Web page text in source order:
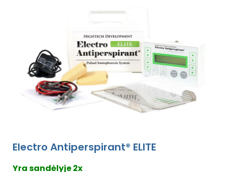
Electro Antiperspirant® ELITE
Yra sandėlyje 2x